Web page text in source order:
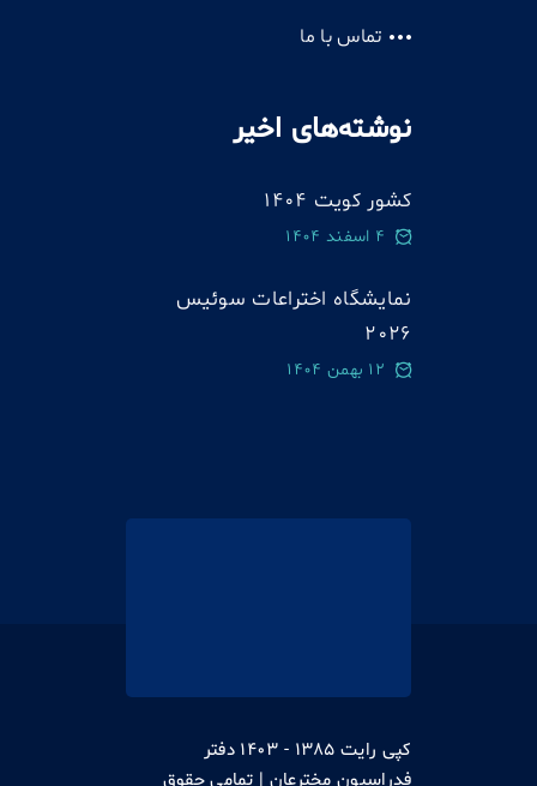
تماس با ما
نوشته‌های اخیر
کشور کویت 1404
4 اسفند 1404
نمایشگاه اختراعات سوئيس
2026
12 بهمن 1404
کپی رایت 1385 - 1403 دفتر